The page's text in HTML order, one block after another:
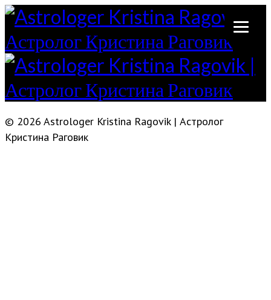
© 2026 Astrologer Kristina Ragovik | Астролог
Кристина Раговик